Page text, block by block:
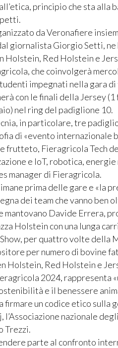
principio che sta alla
da Veronafiere
giornalista Giorgio Setti, ne
Holstein, Red Holstein e
che coinvolgerà
impegnati nella gara
con le finali della Jersey
nel ring del padiglione 10.
in particolare, tre
di «evento internazionale
frutteto, Fieragricola Tech
e IoT, robotica, energie
manager di Fieragricola.
prima delle gare e «la
dei team che vanno ben
mantovano Davide Errera,
Holstein con una lunga
per quattro volte della
per numero di bovine
Holstein, Red Holstein e
2024, rappresenta
e il benessere
un codice etico sulla
nazionale
Trezzi.
parte al confronto